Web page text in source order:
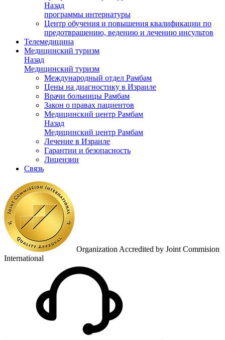
Назад
программы интернатуры
Центр обучения и повышения квалификации по
предотвращению, ведению и лечению инсультов
Телемедицина
Медицинский туризм
Назад
Медицинский туризм
Международный отдел Рамбам
Цены на диагностику в Израиле
Врачи больницы Рамбам
Закон о правах пациентов
Медицинский центр Рамбам
Назад
Медицинский центр Рамбам
Лечение в Израиле
Гарантии и безопасность
Лицензии
Связь
Organization Accredited by Joint Commision
International